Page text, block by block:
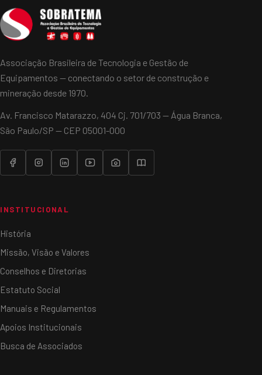
Associação Brasileira de Tecnologia e Gestão de
Equipamentos — conectando o setor de construção e
mineração desde 1970.
Av. Francisco Matarazzo, 404 Cj. 701/703 — Água Branca,
São Paulo/SP — CEP 05001-000
INSTITUCIONAL
História
Missão, Visão e Valores
Conselhos e Diretorias
Estatuto Social
Manuais e Regulamentos
Apoios Institucionais
Busca de Associados